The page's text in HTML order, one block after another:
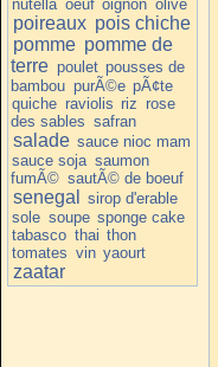
nutella oeuf oignon olive
poireaux pois chiche
pomme pomme de
terre poulet pousses de
bambou purÃ©e pÃ¢te
quiche raviolis riz rose
des sables safran
salade sauce nioc mam
sauce soja saumon
fumÃ© sautÃ© de boeuf
senegal
sirop d'erable
sole soupe sponge cake
tabasco thai thon
tomates vin yaourt
zaatar